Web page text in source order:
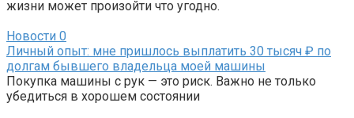
жизни может произойти что угодно.
Новости 0
Личный опыт: мне пришлось выплатить 30 тысяч ₽ по
долгам бывшего владельца моей машины
Покупка машины с рук — это риск. Важно не только
убедиться в хорошем состоянии